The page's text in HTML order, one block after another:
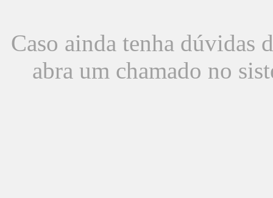
Caso ainda tenha dúvidas
abra um chamado no